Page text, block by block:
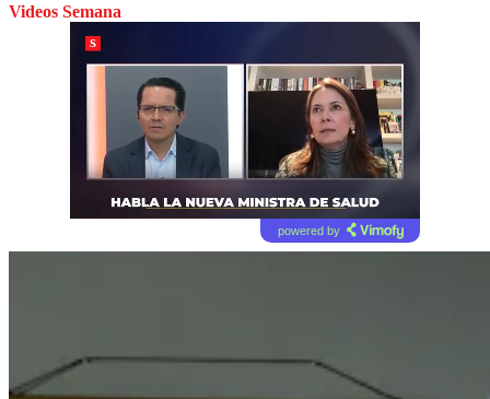
Videos Semana
powered by